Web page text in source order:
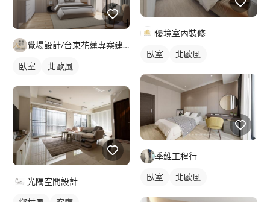
覺場設計/台東花蓮專案建築.室內裝修工程
臥室 北歐風
光隅空間設計
優境室內裝修
臥室 北歐風
季維工程行
臥室 北歐風